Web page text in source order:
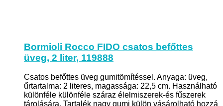
Bormioli Rocco FIDO csatos befőttes
üveg, 2 liter, 119888
Csatos befőttes üveg gumitömítéssel. Anyaga: üveg,
űrtartalma: 2 literes, magassága: 22,5 cm. Használható
különféle különféle száraz élelmiszerek-és fűszerek
tárolására. Tartalék nagy gumi külön vásárolható hozzá